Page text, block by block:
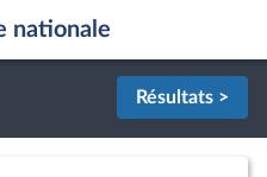
nationale
Résultats >